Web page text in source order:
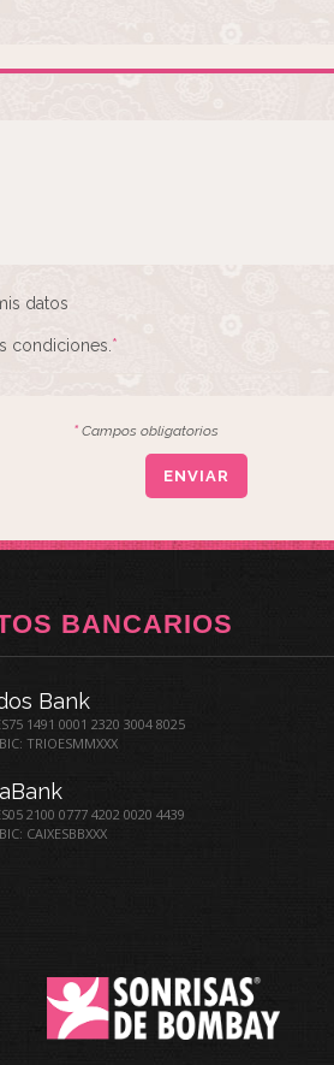
datos
condiciones. *
* Campos obligatorios
BANCARIOS
Bank
1491 0001 2320 3004 8025
TRIOESMMXXX
2100 0777 4202 0020 4439
CAIXESBBXXX